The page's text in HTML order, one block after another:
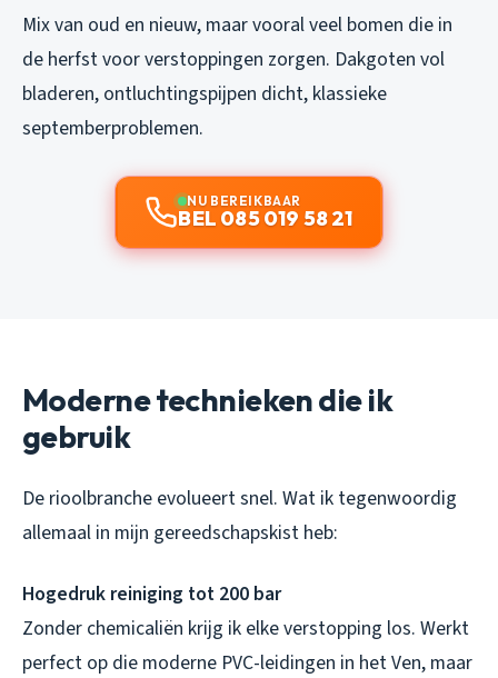
Mix van oud en nieuw, maar vooral veel bomen die in
de herfst voor verstoppingen zorgen. Dakgoten vol
bladeren, ontluchtingspijpen dicht, klassieke
septemberproblemen.
NU BEREIKBAAR
BEL 085 019 58 21
Moderne technieken die ik
gebruik
De rioolbranche evolueert snel. Wat ik tegenwoordig
allemaal in mijn gereedschapskist heb:
Hogedruk reiniging tot 200 bar
Zonder chemicaliën krijg ik elke verstopping los. Werkt
perfect op die moderne PVC-leidingen in het Ven, maar